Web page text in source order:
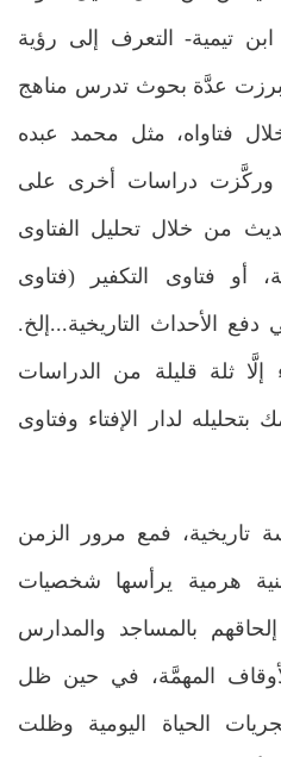
تيمية- التعرف إلى رؤية
برزت عدَّة بحوث تدرس مناهج
فتاواه، مثل محمد عبده
وركَّزت دراسات أخرى على
من خلال تحليل الفتاوى
أو فتاوى التكفير (فتاوى
دفع الأحداث التاريخية...إلخ.
إلَّا ثلة قليلة من الدراسات
لدار الإفتاء وفتاوى
فمع مرور الزمن
هرمية يرأسها شخصيات
بالمساجد والمدارس
المهمَّة، في حين ظل
الحياة اليومية وظلت